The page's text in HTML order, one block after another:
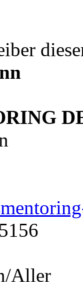
Aller